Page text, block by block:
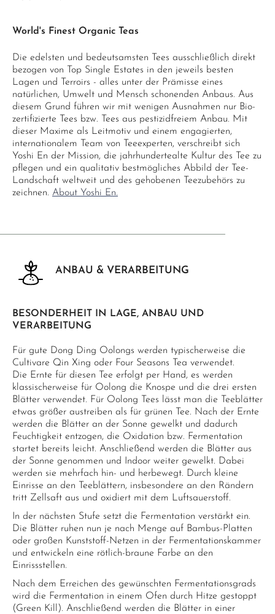
World's Finest Organic Teas
Die edelsten und bedeutsamsten Tees ausschließlich direkt
bezogen von Top Single Estates in den jeweils besten
Lagen und Terroirs - alles unter der Prämisse eines
natürlichen, Umwelt und Mensch schonenden Anbaus. Aus
diesem Grund führen wir mit wenigen Ausnahmen nur Bio-
zertifizierte Tees bzw. Tees aus pestizidfreiem Anbau. Mit
dieser Maxime als Leitmotiv und einem engagierten,
internationalem Team von Teeexperten, verschreibt sich
Yoshi En der Mission, die jahrhundertealte Kultur des Tee zu
pflegen und ein qualitativ bestmögliches Abbild der Tee-
Landschaft weltweit und des gehobenen Teezubehörs zu
zeichnen. About Yoshi En.
ANBAU & VERARBEITUNG
BESONDERHEIT IN LAGE, ANBAU UND
VERARBEITUNG
Für gute Dong Ding Oolongs werden typischerweise die
Cultivare Qin Xing oder Four Seasons Tea verwendet.
Die Ernte für diesen Tee erfolgt per Hand, es werden
klassischerweise für Oolong die Knospe und die drei ersten
Blätter verwendet. Für Oolong Tees lässt man die Teeblätter
etwas größer austreiben als für grünen Tee. Nach der Ernte
werden die Blätter an der Sonne gewelkt und dadurch
Feuchtigkeit entzogen, die Oxidation bzw. Fermentation
startet bereits leicht. Anschließend werden die Blätter aus
der Sonne genommen und Indoor weiter gewelkt. Dabei
werden sie mehrfach hin- und herbewegt. Durch kleine
Einrisse an den Teeblättern, insbesondere an den Rändern
tritt Zellsaft aus und oxidiert mit dem Luftsauerstoff.
In der nächsten Stufe setzt die Fermentation verstärkt ein.
Die Blätter ruhen nun je nach Menge auf Bambus-Platten
oder großen Kunststoff-Netzen in der Fermentationskammer
und entwickeln eine rötlich-braune Farbe an den
Einrissstellen.
Nach dem Erreichen des gewünschten Fermentationsgrads
wird die Fermentation in einem Ofen durch Hitze gestoppt
(Green Kill). Anschließend werden die Blätter in einer